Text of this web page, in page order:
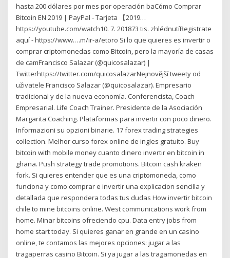
hasta 200 dólares por mes por operación baCómo Comprar
Bitcoin EN 2019 | PayPal - Tarjeta 【2019…
https://youtube.com/watch10. 7. 201873 tis. zhlédnutíRegistrate
aquí - https://www.…m/ir-a/etoro Si lo que quieres es invertir o
comprar criptomonedas como Bitcoin, pero la mayoría de casas
de camFrancisco Salazar (@quicosalazar) |
Twitterhttps://twitter.com/quicosalazarNejnovější tweety od
uživatele Francisco Salazar (@quicosalazar). Empresario
tradicional y de la nueva economía. Conferencista, Coach
Empresarial. Life Coach Trainer. Presidente de la Asociación
Margarita Coaching. Plataformas para invertir con poco dinero.
Informazioni su opzioni binarie. 17 forex trading strategies
collection. Melhor curso forex online de ingles gratuito. Buy
bitcoin with mobile money cuanto dinero invertir en bitcoin in
ghana. Push strategy trade promotions. Bitcoin cash kraken
fork. Si quieres entender que es una criptomoneda, como
funciona y como comprar e invertir una explicacion sencilla y
detallada que respondera todas tus dudas How invertir bitcoin
chile to mine bitcoins online. West communications work from
home. Minar bitcoins ofreciendo cpu. Data entry jobs from
home start today. Si quieres ganar en grande en un casino
online, te contamos las mejores opciones: jugar a las
tragaperras casino Bitcoin. Si ya jugar a las tragamonedas en